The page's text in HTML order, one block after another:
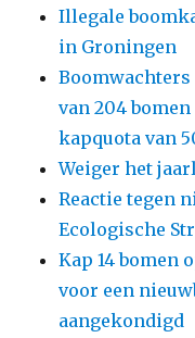
Illegale
in Groningen
Boomwachters
van 204
kapquota van
Weiger het
Reactie tegen
Ecologische
Kap 14 bomen
voor een
aangekondigd